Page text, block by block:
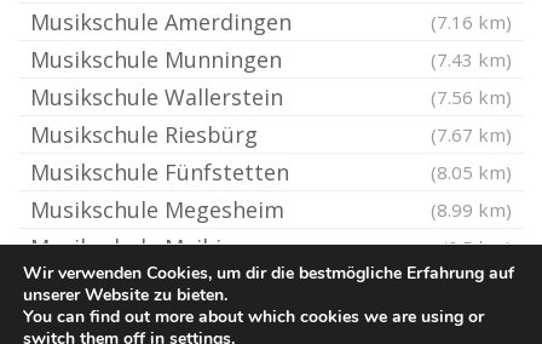
Musikschule Amerdingen (7.16 km)
Musikschule Munningen (7.43 km)
Musikschule Wallerstein (7.56 km)
Musikschule Riesbürg (7.67 km)
Musikschule Fünfstetten (8.05 km)
Musikschule Megesheim (8.99 km)
Musikschule Maihingen (9.5 km)
© Ton-Musikschule.de
Wir verwenden Cookies, um dir die bestmögliche Erfahrung auf
unserer Website zu bieten.
You can find out more about which cookies we are using or
switch them off in settings.